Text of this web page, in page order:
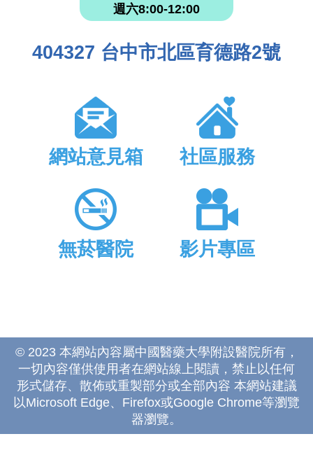
週六8:00-12:00
404327 台中市北區育德路2號
網站意見箱 社區服務
無菸醫院 影片專區
© 2023 本網站內容屬中國醫藥大學附設醫院所有，
一切內容僅供使用者在網站線上閱讀，禁止以任何
形式儲存、散佈或重製部分或全部內容 本網站建議
以Microsoft Edge、Firefox或Google Chrome等瀏覽
器瀏覽。